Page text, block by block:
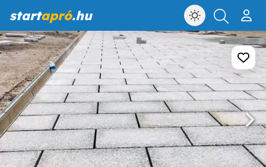
startapró.hu